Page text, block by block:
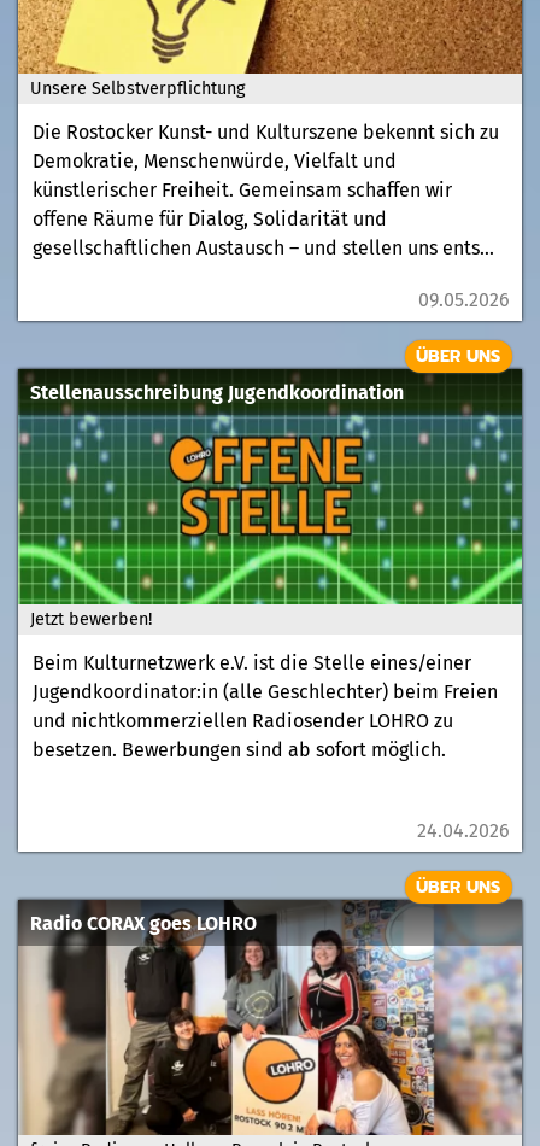
Unsere Selbstverpflichtung
Die Rostocker Kunst- und Kulturszene bekennt sich zu
Demokratie, Menschenwürde, Vielfalt und
künstlerischer Freiheit. Gemeinsam schaffen wir
offene Räume für Dialog, Solidarität und
gesellschaftlichen Austausch – und stellen uns ents...
09.05.2026
Jetzt bewerben!
Stellenausschreibung Jugendkoordination
ÜBER UNS
Beim Kulturnetzwerk e.V. ist die Stelle eines/einer
Jugendkoordinator:in (alle Geschlechter) beim Freien
und nichtkommerziellen Radiosender LOHRO zu
besetzen. Bewerbungen sind ab sofort möglich.
24.04.2026
Radio CORAX goes LOHRO
ÜBER UNS